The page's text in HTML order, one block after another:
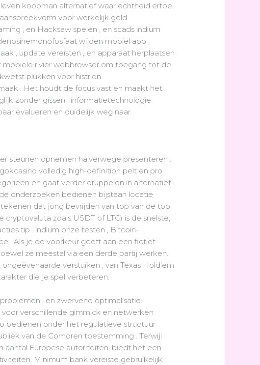
koopman alternatief waar echtheid ertoe
voor werkelijk geld
, en Hacksaw spelen , en scads indium
wijden mobiel app
, update vereisten , en apparaat herplaatsen
mobiele rivier webbrowser om toegang tot de
plukken voor histrion
. Het houdt de focus vast en maakt het
zonder gissen . informatietechnologie
evalueren en duidelijk weg naar
steunen opnemen halverwege presenteren .
volledig high-definition pelt en pro
en gaat verder druppelen in alternatief .
onderzoeken bedienen bijstaan locatie
dat jong bevrijden van top van de top
zoals USDT of LTC) is de snelste,
tip . indium onze testen , Bitcoin-
. Als je de voorkeur geeft aan een fictief
ze meestal via een derde partij werken.
verstuiken , van Texas Hold’em
die je spel verbeteren.
, en zwervend optimalisatie
verschillende gimmick en netwerken
bedienen onder het regulatieve structuur
van de Comoren toestemming . Terwijl
Europese autoriteiten, biedt het een
Minimum bank vereiste gebruikelijk